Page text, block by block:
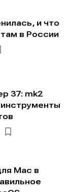
и что
в России
37: mk2
Mac в